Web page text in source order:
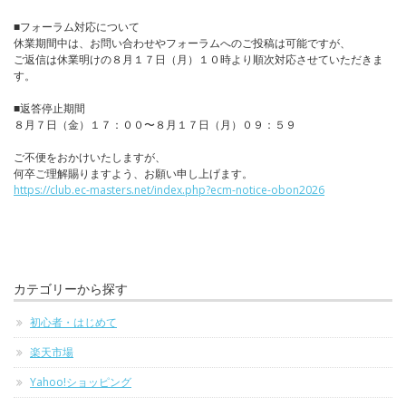
■フォーラム対応について
休業期間中は、お問い合わせやフォーラムへのご投稿は可能ですが、
ご返信は休業明けの８月１７日（月）１０時より順次対応させていただきま
す。
■返答停止期間
８月７日（金）１７：００〜８月１７日（月）０９：５９
ご不便をおかけいたしますが、
何卒ご理解賜りますよう、お願い申し上げます。
https://club.ec-masters.net/index.php?ecm-notice-obon2026
カテゴリーから探す
初心者・はじめて
楽天市場
Yahoo!ショッピング